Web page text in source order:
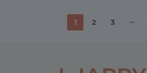
1 2 3